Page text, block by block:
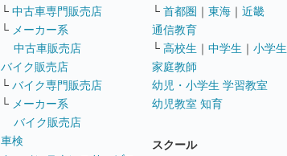
└ 中古車専門販売店
└ メーカー系
中古車販売店
バイク販売店
└ バイク専門販売店
└ メーカー系
バイク販売店
車検
└ 首都圏 ｜ 東海 ｜ 近畿
通信教育
└ 高校生 ｜ 中学生 ｜ 小学生
家庭教師
幼児・小学生 学習教室
幼児教室 知育
スクール